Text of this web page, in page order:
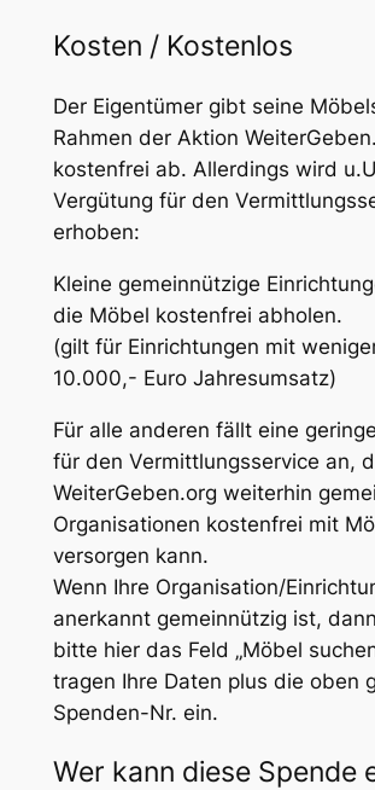
Kosten / Kostenlos
Der Eigentümer gibt seine
Rahmen der Aktion
kostenfrei ab. Allerdings wird
Vergütung für den
erhoben:
Kleine gemeinnützige
die Möbel kostenfrei abholen.
(gilt für Einrichtungen mit
10.000,- Euro Jahresumsatz)
Für alle anderen fällt eine
für den Vermittlungsservice an,
WeiterGeben.org weiterhin
Organisationen kostenfrei mit
versorgen kann.
Wenn Ihre Organisation/
anerkannt gemeinnützig ist,
bitte hier das Feld „Möbel
tragen Ihre Daten plus die oben
Spenden-Nr. ein.
Wer kann diese Spende